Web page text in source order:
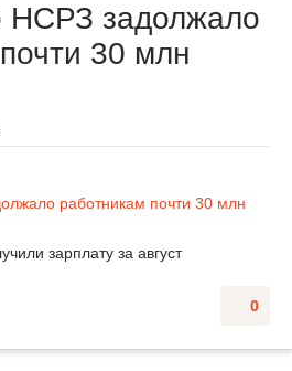
НСРЗ задолжало
30 млн
зарплату за август
0